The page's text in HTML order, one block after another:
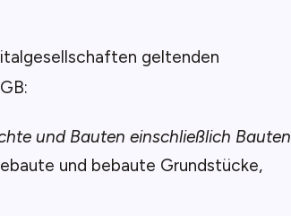
geltenden
und Bauten einschließlich Bauten
und bebaute Grundstücke,